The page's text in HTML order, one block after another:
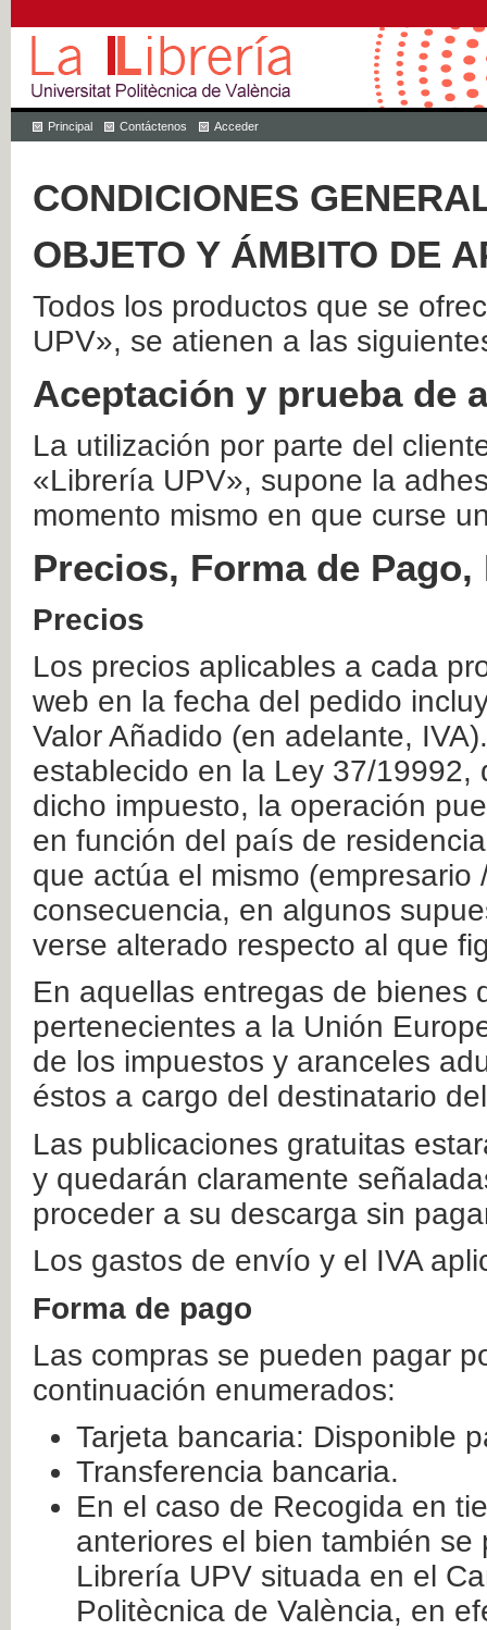
Principal Contáctenos Acceder
CONDICIONES
OBJETO Y ÁMBITO DE
Todos los productos que se
UPV», se atienen a las
Aceptación y prueba de
La utilización por parte del
«Librería UPV», supone la
momento mismo en que curse
Precios, Forma de
Precios
Los precios aplicables a cada
web en la fecha del pedido
Valor Añadido (en adelante,
establecido en la Ley 37/
dicho impuesto, la operación
en función del país de
que actúa el mismo
consecuencia, en algunos
verse alterado respecto al que
En aquellas entregas de bienes
pertenecientes a la Unión
de los impuestos y aranceles
éstos a cargo del destinatario
Las publicaciones gratuitas
y quedarán claramente
proceder a su descarga sin
Los gastos de envío y el IVA
Forma de pago
Las compras se pueden pagar
continuación enumerados:
Tarjeta bancaria: Disponible
Transferencia bancaria.
En el caso de Recogida en
anteriores el bien también
Librería UPV situada en el
Politècnica de València, en